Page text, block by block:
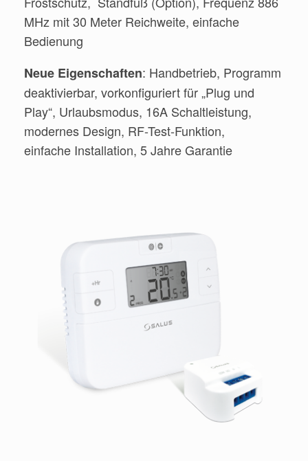
MHz mit 30 Meter Reichweite, einfache
Bedienung
Neue Eigenschaften: Handbetrieb, Programm
deaktivierbar, vorkonfiguriert für „Plug und
Play“, Urlaubsmodus, 16A Schaltleistung,
modernes Design, RF-Test-Funktion,
einfache Installation, 5 Jahre Garantie